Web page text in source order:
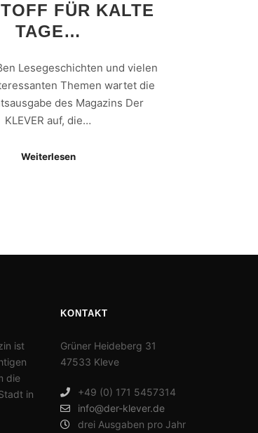
FÜR KALTE
TAGE…
Lesegeschichten und vielen
Themen wartet die
des Magazins Der
KLEVER auf, die…
Weiterlesen
ist
die
in
KONTAKT
Grüner Heideberg 31
47533 Kleve
+49 (0) 171 5457314
info@der-klever.de
drei Ausgaben pro Jahr